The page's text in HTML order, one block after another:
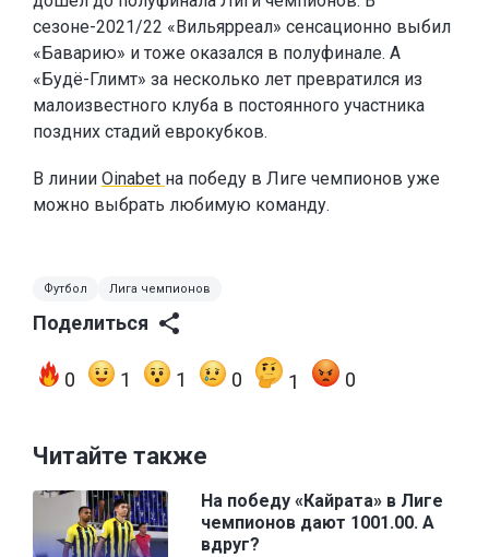
сезоне-2021/22 «Вильярреал» сенсационно выбил
«Баварию» и тоже оказался в полуфинале. А
«Будё-Глимт» за несколько лет превратился из
малоизвестного клуба в постоянного участника
поздних стадий еврокубков.
В линии Oinabet на победу в Лиге чемпионов уже
можно выбрать любимую команду.
Футбол Лига чемпионов
Поделиться
0 1 1 0 1 0
Читайте также
На победу «Кайрата» в Лиге
чемпионов дают 1001.00. А
вдруг?